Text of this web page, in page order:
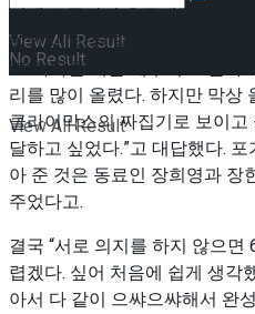
View All Result
No Result
View All Result
반대로 극작의 유주애는 “사실
있었다.”라는 말을 하곤 동료들
“드라마를 배울 때부터 60분짜
리를 많이 올렸다. 하지만 막상
클라이막스의 짜집기로 보이
달하고 싶었다.”고 대답했다.
아 준 것은 동료인 장희영과 장
주었다고.
결국 “서로 의지를 하지 않으
렵겠다. 싶어 처음에 쉽게 생각
아서 다 같이 으쌰으쌰해서 완